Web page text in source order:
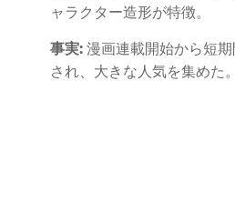
ャラクター造形が特徴。
事実: 漫画連載開始から短
され、大きな人気を集めた。